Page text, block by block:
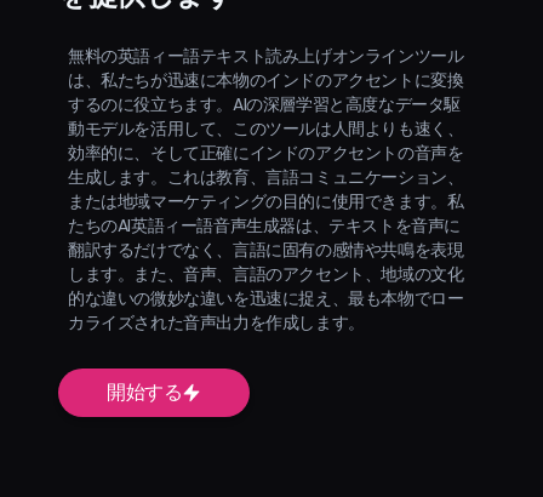
無料の英語ィー語テキスト読み上げオンラインツール
は、私たちが迅速に本物のインドのアクセントに変換
するのに役立ちます。AIの深層学習と高度なデータ駆
動モデルを活用して、このツールは人間よりも速く、
効率的に、そして正確にインドのアクセントの音声を
生成します。これは教育、言語コミュニケーション、
または地域マーケティングの目的に使用できます。私
たちのAI英語ィー語音声生成器は、テキストを音声に
翻訳するだけでなく、言語に固有の感情や共鳴を表現
します。また、音声、言語のアクセント、地域の文化
的な違いの微妙な違いを迅速に捉え、最も本物でロー
カライズされた音声出力を作成します。
開始する